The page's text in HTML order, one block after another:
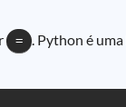
=
. Python é